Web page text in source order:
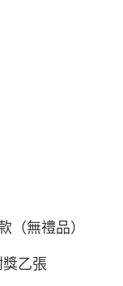
（無禮品）
乙張